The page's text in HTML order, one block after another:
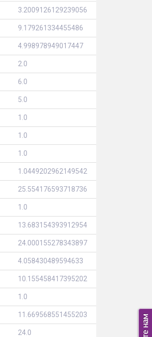
3.2009126129239056
9.179261334455486
4.998978949017447
2.0
6.0
5.0
1.0
1.0
1.0
1.0449202962149542
25.554176593718736
1.0
13.683154393912954
24.000155278343897
4.058430489594633
10.155458417395202
1.0
11.669568551455203
24.0